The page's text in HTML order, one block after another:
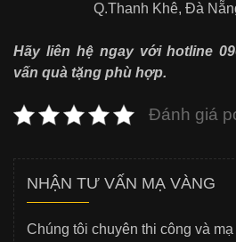
Q.Thanh Khê, Đà
Hãy liên hệ ngay với hotline
vấn quà tặng phù hợp.
Đánh giá
NHẬN TƯ VẤN MẠ VÀNG
Chúng tôi chuyên thi công và